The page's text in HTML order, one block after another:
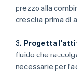
prezzo alla
crescita prima di
3. Progetta
fluido che
necessarie per